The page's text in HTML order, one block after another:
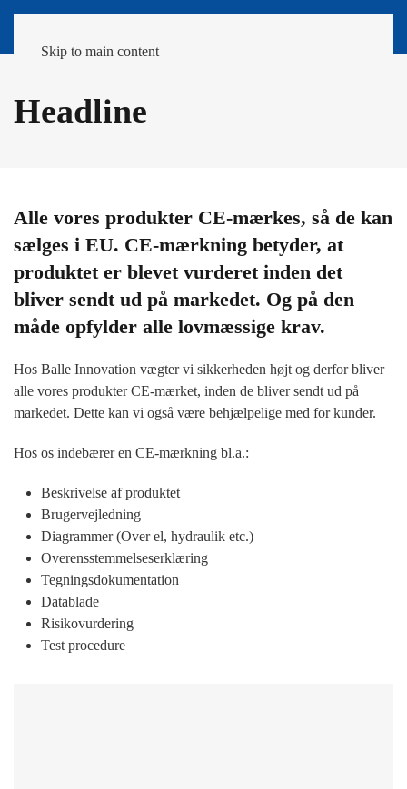
Skip to main content
Headline
Alle vores produkter CE-mærkes, så de kan
sælges i EU. CE-mærkning betyder, at
produktet er blevet vurderet inden det
bliver sendt ud på markedet. Og på den
måde opfylder alle lovmæssige krav.
Hos Balle Innovation vægter vi sikkerheden højt og derfor bliver
alle vores produkter CE-mærket, inden de bliver sendt ud på
markedet. Dette kan vi også være behjælpelige med for kunder.
Hos os indebærer en CE-mærkning bl.a.:
Beskrivelse af produktet
Brugervejledning
Diagrammer (Over el, hydraulik etc.)
Overensstemmelseserklæring
Tegningsdokumentation
Datablade
Risikovurdering
Test procedure